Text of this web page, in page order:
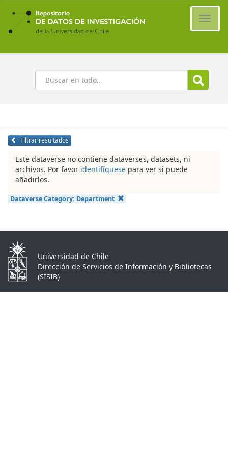
Ir
contenido
principal
Buscar
Filtrar resultados
Este dataverse no contiene dataverses, datasets, ni
archivos. Por favor identifíquese para ver si puede
añadirlos.
Dataverse Category: Department
Universidad de Chile
Dirección de Servicios de Información y Bibliotecas
(SISIB)